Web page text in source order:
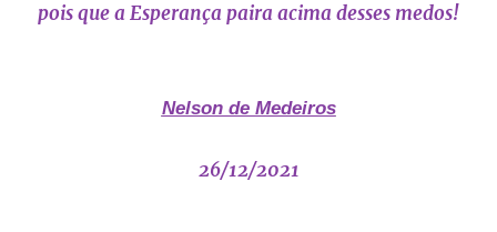
pois que a Esperança paira acima desses medos!
Nelson de Medeiros
26/12/2021